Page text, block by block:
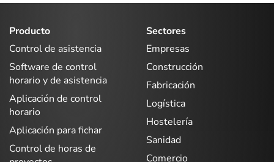
Producto
Control de asistencia
Software de control
horario y de asistencia
Aplicación de control
horario
Aplicación para fichar
Control de horas de
Sectores
Empresas
Construcción
Fabricación
Logística
Hostelería
Sanidad
Comercio